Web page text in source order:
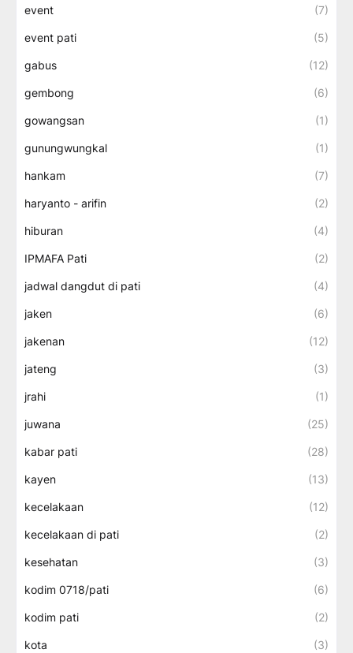
event (7)
event pati (5)
gabus (12)
gembong (6)
gowangsan (1)
gunungwungkal (1)
hankam (7)
haryanto - arifin (2)
hiburan (4)
IPMAFA Pati (2)
jadwal dangdut di pati (4)
jaken (6)
jakenan (12)
jateng (3)
jrahi (1)
juwana (25)
kabar pati (28)
kayen (13)
kecelakaan (12)
kecelakaan di pati (2)
kesehatan (3)
kodim 0718/pati (6)
kodim pati (2)
kota (3)